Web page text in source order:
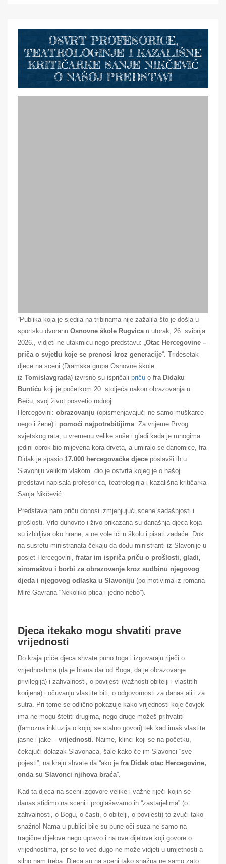
OSVRT PROFESORICE,
TEATROLOGINJE I KAZALIŠNE
KRITIČARKE SANJE NIKČEVIĆ
O NAŠOJ PREDSTAVI
“Publika koja je sjedila na tribinama nije zažalila što je došla u
sportsku dvoranu Osnovne škole Rugvicau utorak, 26. svibnja
2026., vidjeti ne utakmicu nego predstavu: „Otac Hercegovine –
priča o svjetlu koje se prenosi kroz generacije“. Tridesetak
djece na sceni (Dramska grupa Osnovne škole
iz Tomislavgrada) izvrsno su ispričali priču o fra Didaku
Buntiću koji je početkom 20. stoljeća nakon obrazovanja u
Beču, svoj život posvetio rodnoj
Hercegovini: obrazovanju (opismenjavajući ne samo muškarce
nego i žene) i pomoći najpotrebitijima. Za vrijeme Prvog
svjetskog rata, u vremenu velike suše i gladi kada je mnogima
jedini obrok bio mljevena kora drveta, a umiralo se danomice, fra
Didak je spasio 17.000 hercegovačke djece poslavši ih u
Slavoniju velikim vlakom” dio je ostvrta kojeg je o našoj
predstavi napisala profesorica, teatrologinja i kazališna kritičarka
Sanja Nikčević.
Predstava nam priču donosi izmjenjujući scene sadašnjosti i
prošlosti. Vrlo duhovito i živo prikazana su današnja djeca koja
su izbirljiva oko hrane, a ne vole ići u školu i pisati zadaće. Dok
na susretu ministranata čekaju da dođu ministranti iz Slavonije u
posjet Hercegovini, fratar im ispriča priču o prošlosti, gladi,
siromaštvu i borbi za obrazovanje kroz sudbinu njegovog
djeda i njegovog odlaska u Slavoniju (po motivima iz romana
Mire Gavrana “Nekoliko ptica i jedno nebo”).
Djeca itekako mogu shvatiti prave
vrijednosti
Do kraja priče djeca shvate puno toga i izgovaraju riječi o
vrijednostima (da je hrana dar od Boga, da je obrazovanje
privilegija) i zahvalnosti, o povijesti (važnosti obitelji i vlastitih
korijena) i očuvanju vlastite biti, o odgovornosti za danas ali i za
sutra. Pri tome se odlično pokazuje kako vrijednosti koje čovjek
ima ne mogu štetiti drugima, nego druge možeš prihvatiti
(famozna inkluzija o kojoj se stalno govori) tek kad imaš vlastite
jasne i jake – vrijednosti. Naime, klinci koji se na početku,
čekajući dolazak Slavonaca, šale kako će im Slavonci “sve
pojesti”, na kraju shvate da “ako je fra Didak otac Hercegovine,
onda su Slavonci njihova braća”.
Kad ta djeca na sceni izgovore velike i važne riječi kojih se
danas stidimo na sceni i proglašavamo ih “zastarjelima” (o
zahvalnosti, o Bogu, o časti, o obitelji, o povijesti) to zvuči tako
snažno! Nama u publici bile su pune oči suza ne samo na
tragične dijelove nego upravo i na ove dijelove koji govore o
vrijednostima, jer se to već dugo ne može vidjeti u umjetnosti a
silno nam treba. Djeca su na sceni tako snažna ne samo zato